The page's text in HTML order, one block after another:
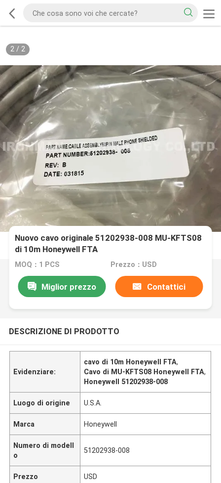
2/ 2
Nuovo cavo originale 51202938-008 MU-KFTS08
di 10m Honeywell FTA
MOQ：1 PCS Prezzo：USD
Miglior prezzo Contattici
DESCRIZIONE DI PRODOTTO
Evidenziare:
cavo di 10m Honeywell FTA,
Cavo di MU-KFTS08 Honeywell FTA,
Honeywell 51202938-008
Luogo di origine U.S.A.
Marca Honeywell
Numero di modell
o
51202938-008
Prezzo USD